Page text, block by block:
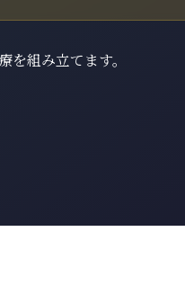
組み立てます。